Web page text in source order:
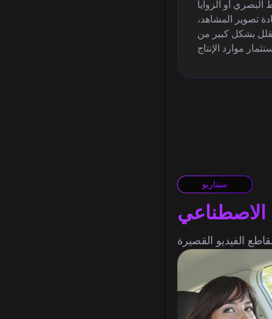
البصري أو الزوايا
تصوير المشاهد،
بشكل كبير من
سيناريو
الاصطناعي